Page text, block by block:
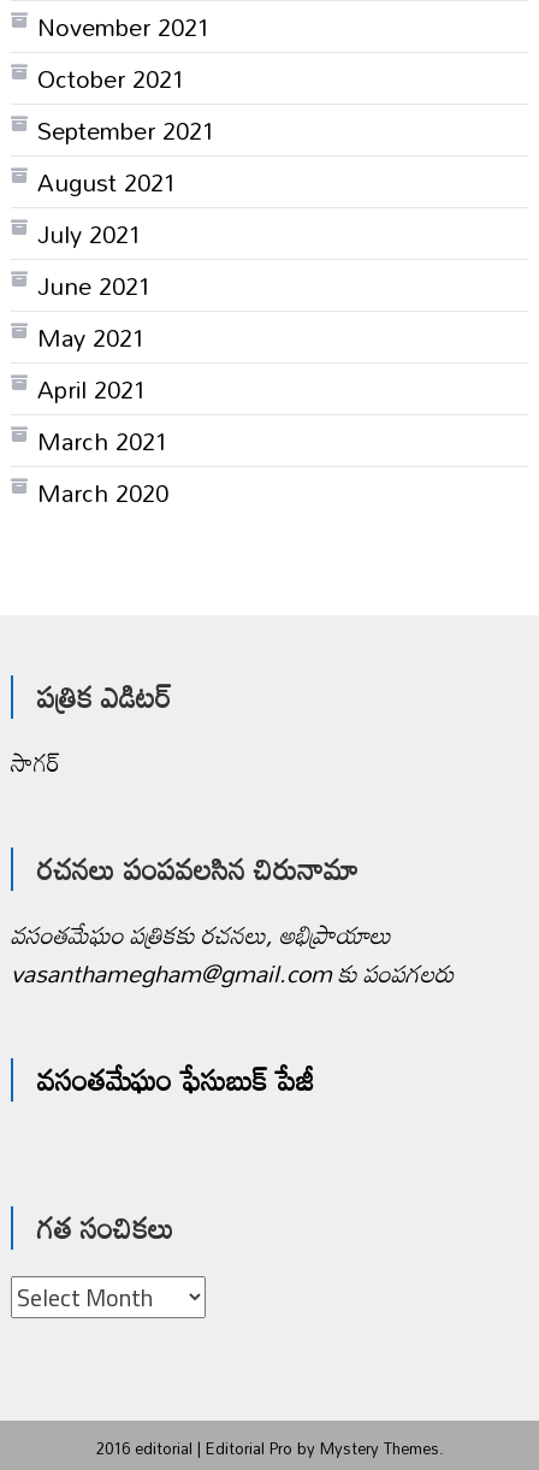
November 2021
October 2021
September 2021
August 2021
July 2021
June 2021
May 2021
April 2021
March 2021
March 2020
పత్రిక ఎడిటర్
సాగర్
రచనలు పంపవలసిన చిరునామా
వసంతమేఘం పత్రికకు రచనలు, అభిప్రాయాలు
vasanthamegham@gmail.com కు పంపగలరు
వసంతమేఘం ఫేసుబుక్ పేజీ
గత సంచికలు
గత
సంచికలు
2016 editorial|Editorial Pro byMystery Themes.